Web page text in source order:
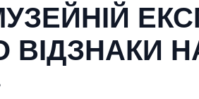
ВІДЗНАКИ